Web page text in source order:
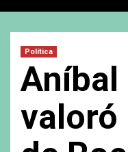
Política
Aníbal
valoró